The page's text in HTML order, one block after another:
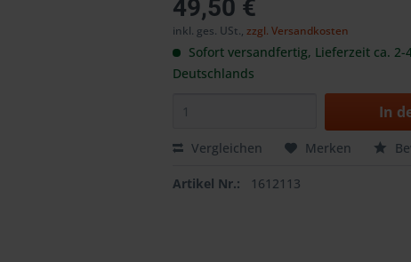
49,50 €
inkl. ges. USt.,zzgl. Versandkosten
Sofort versandfertig, Lieferzeit ca.
Deutschlands
In
Vergleichen Merken
Artikel Nr.: 1612113